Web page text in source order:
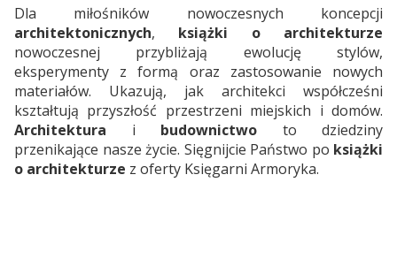
Dla miłośników nowoczesnych koncepcji
architektonicznych, książki o architekturze
nowoczesnej przybliżają ewolucję stylów,
eksperymenty z formą oraz zastosowanie nowych
materiałów. Ukazują, jak architekci współcześni
kształtują przyszłość przestrzeni miejskich i domów.
Architektura i budownictwo to dziedziny
przenikające nasze życie. Sięgnijcie Państwo po książki
o architekturze z oferty Księgarni Armoryka.